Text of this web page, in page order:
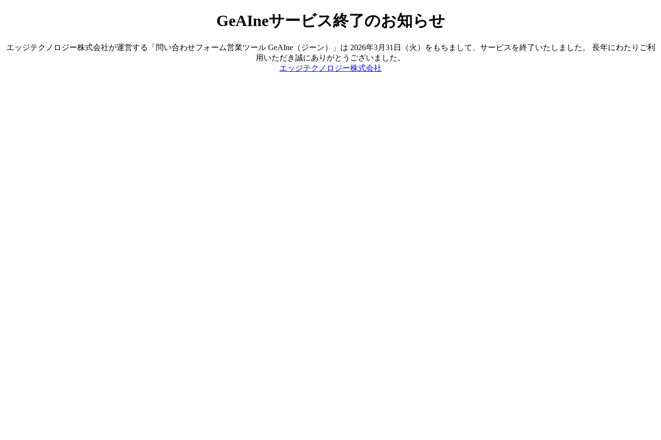
GeAIneサービス終了のお知らせ
エッジテクノロジー株式会社が運営する「問い合わせフォーム営業ツール GeAIne（ジーン）」は 2026年3月31日（火）をもちまして、サービスを終了いたしました。 長年にわたりご利
用いただき誠にありがとうございました。
エッジテクノロジー株式会社